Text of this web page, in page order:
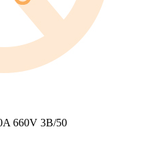
660V 3B/50